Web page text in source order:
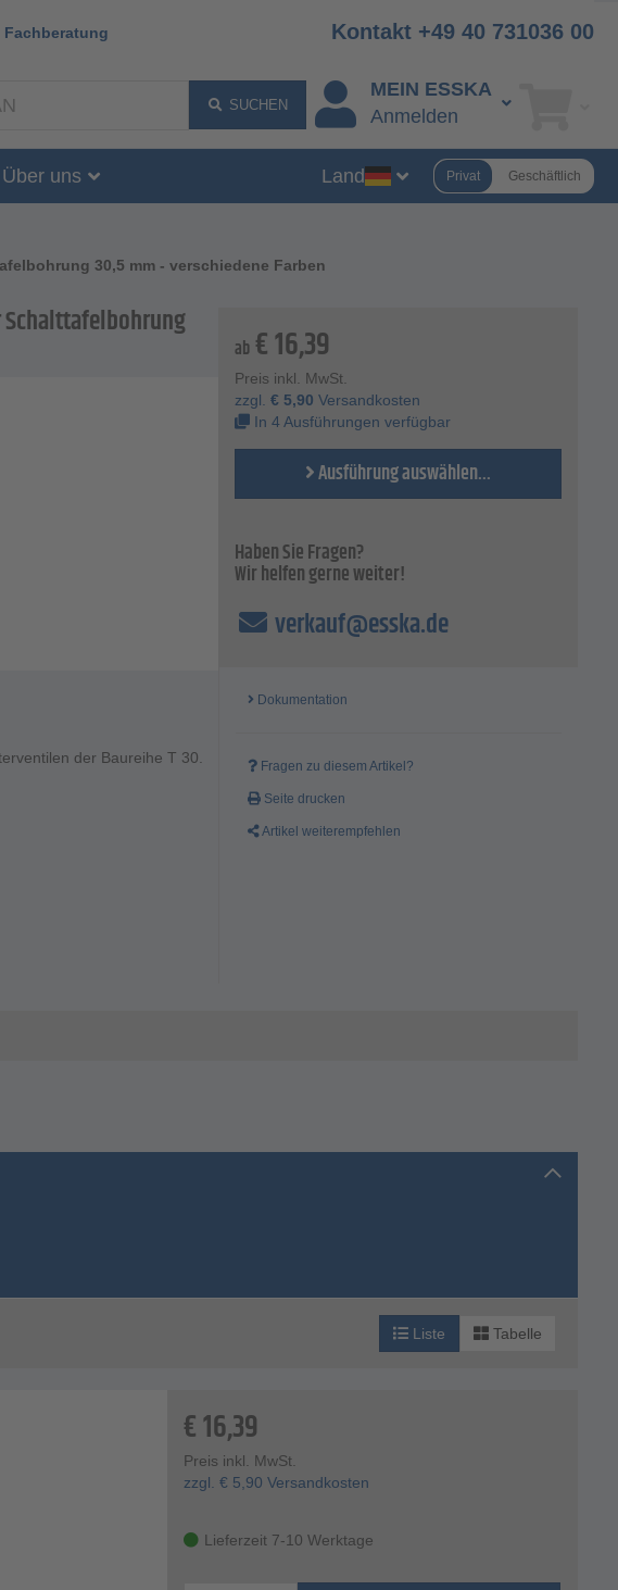
Fachberatung Kontakt +49 40 731036 00
SUCHEN
MEIN ESSKA
Anmelden
Über uns Land Privat Geschäftlich
30,5 mm - verschiedene Farben
Schalttafelbohrung
der Baureihe T 30.
ab €16,39
Preis inkl. MwSt.
zzgl.€ 5,90 Versandkosten
In 4 Ausführungen verfügbar
Ausführung auswählen...
Haben Sie Fragen?
Wir helfen gerne weiter!
verkauf@esska.de
Dokumentation
Fragen zu diesem Artikel?
Seite drucken
Artikel weiterempfehlen
Liste Tabelle
€16,39
Preis inkl. MwSt.
zzgl. € 5,90 Versandkosten
Lieferzeit 7-10 Werktage